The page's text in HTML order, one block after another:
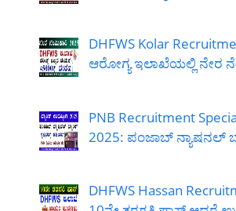
DHFWS Kolar
ಆರೋಗ್ಯ ಇಲಾಖೆಯಲ್ಲಿ ನೇರ
PNB Recruitment
2025: ಪಂಜಾಬ್ ನ್ಯಾಷನಲ್
DHFWS Hassan